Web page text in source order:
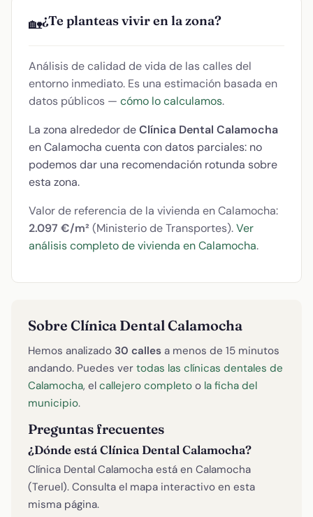
🏡¿Te planteas vivir en la zona?
Análisis de calidad de vida de las calles del
entorno inmediato. Es una estimación basada en
datos públicos — cómo lo calculamos.
La zona alrededor deClínica Dental Calamocha
en Calamocha cuenta con datos parciales: no
podemos dar una recomendación rotunda sobre
esta zona.
Valor de referencia de la vivienda en Calamocha:
2.097 €/m² (Ministerio de Transportes).Ver
análisis completo de vivienda en Calamocha.
Sobre Clínica Dental Calamocha
Hemos analizado 30 calles a menos de 15 minutos
andando. Puedes ver todas las clínicas dentales de
Calamocha, el callejero completo o la ficha del
municipio.
Preguntas frecuentes
¿Dónde está Clínica Dental Calamocha?
Clínica Dental Calamocha está en Calamocha
(Teruel). Consulta el mapa interactivo en esta
misma página.